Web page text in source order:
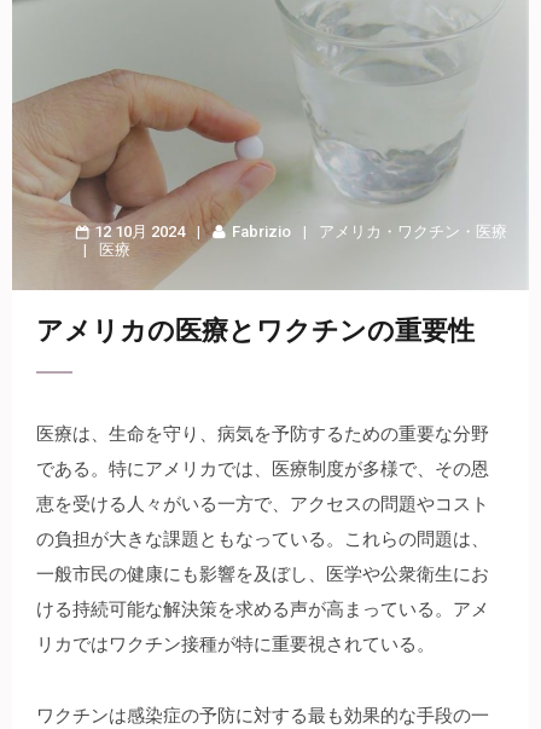
12 10月 2024 Fabrizio アメリカ ・ ワクチン ・ 医療
医療
アメリカの医療とワクチンの重要性
医療は、生命を守り、病気を予防するための重要な分野
である。 特にアメリカでは、医療制度が多様で、その恩
恵を受ける人々がいる一方で、アクセスの問題やコスト
の負担が大きな課題ともなっている。これらの問題は、
一般市民の健康にも影響を及ぼし、医学や公衆衛生にお
ける持続可能な解決策を求める声が高まっている。アメ
リカではワクチン接種が特に重要視されている。
ワクチンは感染症の予防に対する最も効果的な手段の一